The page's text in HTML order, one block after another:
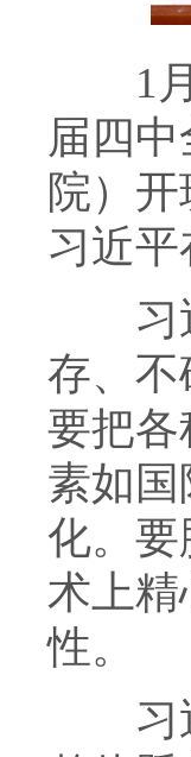
1月
届四
院）
习近
习近
存、不
要把各
素如
化。要
术上精
性。
习近